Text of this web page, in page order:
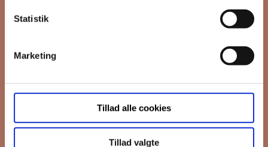
Statistik
Marketing
Tillad alle cookies
Tillad valgte
Interesseret i
Ejerboliger
Lejeboliger